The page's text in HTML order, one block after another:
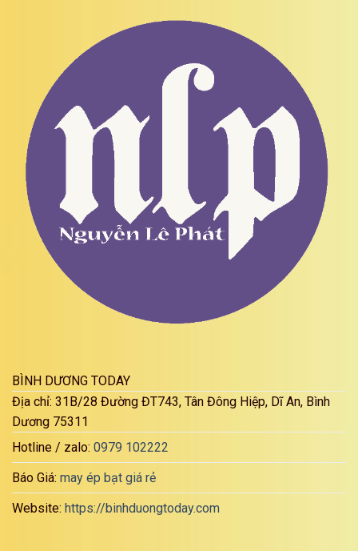
BÌNH DƯƠNG TODAY
Địa chỉ: 31B/28 Đường ĐT743, Tân Đông Hiệp, Dĩ An, Bình
Dương 75311
Hotline / zalo: 0979 102222
Báo Giá: may ép bạt giá rẻ
Website: https://binhduongtoday.com